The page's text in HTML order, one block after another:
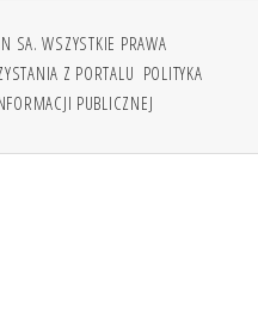
SA. WSZYSTKIE PRAWA
Z PORTALU POLITYKA
PUBLICZNEJ